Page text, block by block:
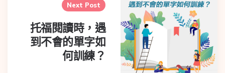
Next Post
托福閱讀時，遇
到不會的單字如
何訓練？